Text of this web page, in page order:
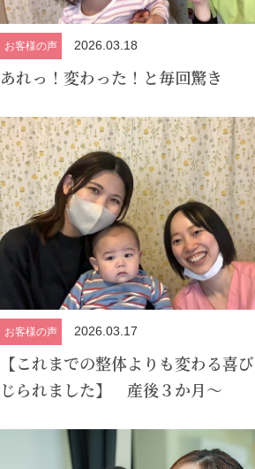
お客様の声 2026.03.18
あれっ！変わった！と毎回驚き
お客様の声 2026.03.17
【これまでの整体よりも変わる喜
じられました】 産後３か月～